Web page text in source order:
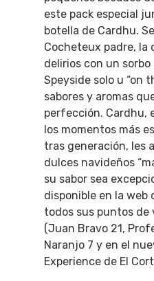
este pack especial
botella de Cardhu.
Cocheteux padre, la
delirios con un
Speyside solo u “on
sabores y aromas
perfección. Cardhu,
los momentos más
tras generación, les
dulces navideños
su sabor sea
disponible en la web
todos sus puntos de
(Juan Bravo 21,
Naranjo 7 y en el
Experience de El